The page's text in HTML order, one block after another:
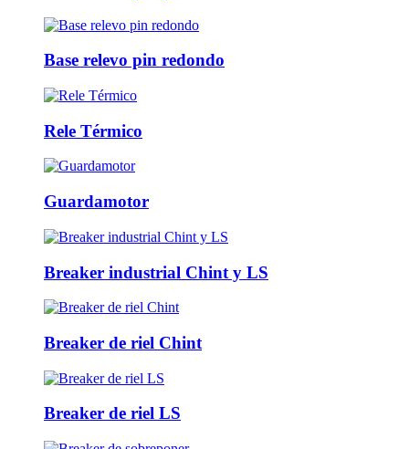
Base relevo pin redondo
Rele Térmico
Guardamotor
Breaker industrial Chint y LS
Breaker de riel Chint
Breaker de riel LS